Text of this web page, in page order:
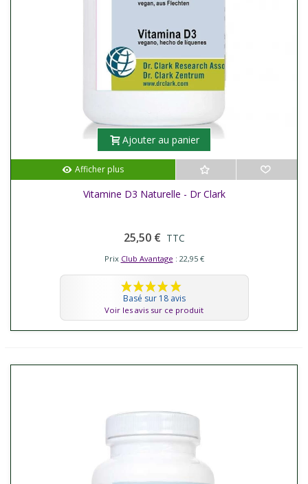
Ajouter au panier
Afficher plus
Vitamine D3 Naturelle - Dr Clark
25,50 € TTC
Prix Club Avantage : 22,95 €
Basé sur 18 avis
Voir les avis sur ce produit